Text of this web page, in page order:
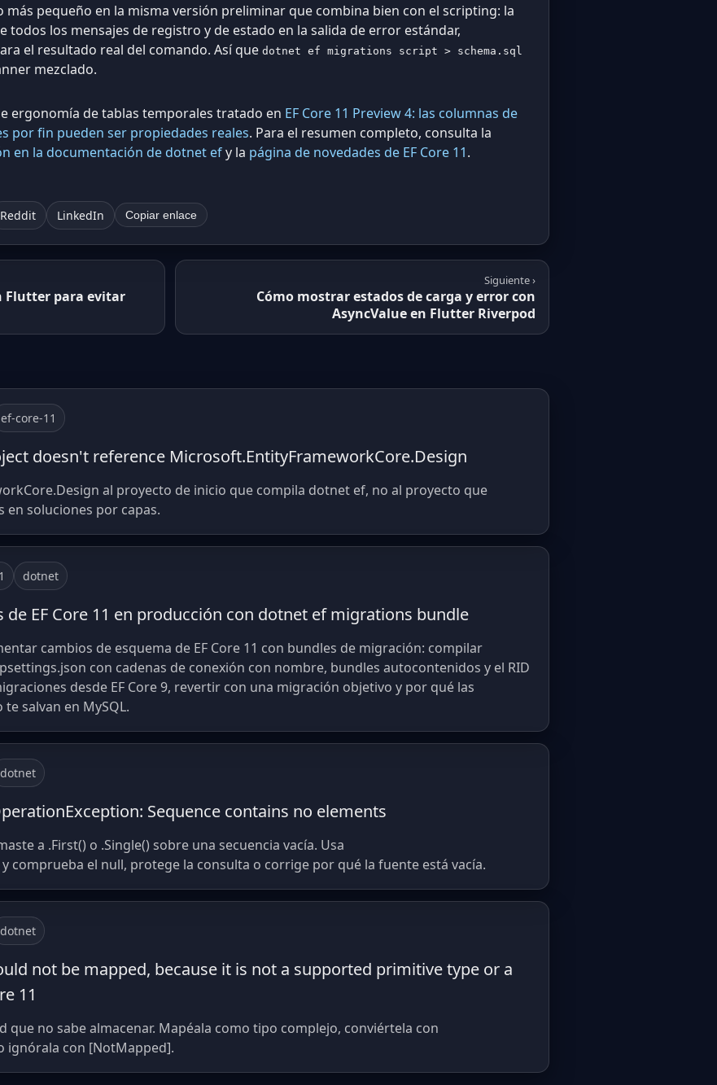
pequeño en la misma versión preliminar que combina bien con el scripting: la
todos los mensajes de registro y de estado en la salida de error estándar,
el resultado real del comando. Así que dotnet ef migrations script > schema.sql
mezclado.
ergonomía de tablas temporales tratado en EF Core 11 Preview 4: las columnas de
por fin pueden ser propiedades reales. Para el resumen completo, consulta la
en la documentación de dotnet efy la página de novedades de EF Core 11.
Reddit LinkedIn Copiar enlace
Flutter para evitar
Siguiente ›
Cómo mostrar estados de carga y error con
AsyncValue en Flutter Riverpod
ef-core-11
doesn't reference Microsoft.EntityFrameworkCore.Design
al proyecto de inicio que compila dotnet ef, no al proyecto que
en soluciones por capas.
dotnet
EF Core 11 en producción con dotnet ef migrations bundle
cambios de esquema de EF Core 11 con bundles de migración: compilar
con cadenas de conexión con nombre, bundles autocontenidos y el RID
desde EF Core 9, revertir con una migración objetivo y por qué las
salvan en MySQL.
dotnet
Sequence contains no elements
a .First() o .Single() sobre una secuencia vacía. Usa
comprueba el null, protege la consulta o corrige por qué la fuente está vacía.
dotnet
not be mapped, because it is not a supported primitive type or a
11
que no sabe almacenar. Mapéala como tipo complejo, conviértela con
ignórala con [NotMapped].